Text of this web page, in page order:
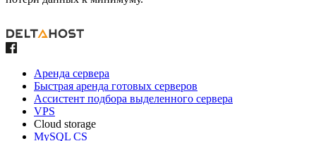
Аренда сервера
Быстрая аренда готовых серверов
Ассистент подбора выделенного сервера
VPS
Cloud storage
MySQL CS